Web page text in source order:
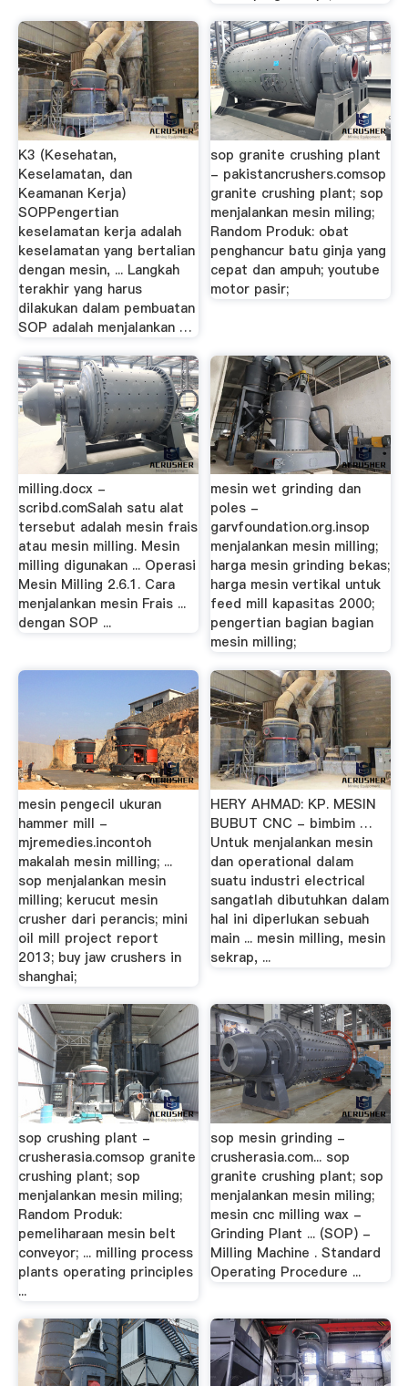
K3 (Kesehatan,
Keselamatan, dan
Keamanan Kerja)
SOPPengertian
keselamatan kerja adalah
keselamatan yang bertalian
dengan mesin, ... Langkah
terakhir yang harus
dilakukan dalam pembuatan
SOP adalah menjalankan …
sop granite crushing plant
- pakistancrushers.comsop
granite crushing plant; sop
menjalankan mesin miling;
Random Produk: obat
penghancur batu ginja yang
cepat dan ampuh; youtube
motor pasir;
milling.docx -
scribd.comSalah satu alat
tersebut adalah mesin frais
atau mesin milling. Mesin
milling digunakan ... Operasi
Mesin Milling 2.6.1. Cara
menjalankan mesin Frais ...
dengan SOP ...
mesin wet grinding dan
poles -
garvfoundation.org.insop
menjalankan mesin milling;
harga mesin grinding bekas;
harga mesin vertikal untuk
feed mill kapasitas 2000;
pengertian bagian bagian
mesin milling;
mesin pengecil ukuran
hammer mill -
mjremedies.incontoh
makalah mesin milling; ...
sop menjalankan mesin
milling; kerucut mesin
crusher dari perancis; mini
oil mill project report
2013; buy jaw crushers in
shanghai;
HERY AHMAD: KP. MESIN
BUBUT CNC - bimbim …
Untuk menjalankan mesin
dan operational dalam
suatu industri electrical
sangatlah dibutuhkan dalam
hal ini diperlukan sebuah
main ... mesin milling, mesin
sekrap, ...
sop crushing plant -
crusherasia.comsop granite
crushing plant; sop
menjalankan mesin miling;
Random Produk:
pemeliharaan mesin belt
conveyor; ... milling process
plants operating principles
...
sop mesin grinding -
crusherasia.com... sop
granite crushing plant; sop
menjalankan mesin miling;
mesin cnc milling wax -
Grinding Plant ... (SOP) -
Milling Machine . Standard
Operating Procedure ...